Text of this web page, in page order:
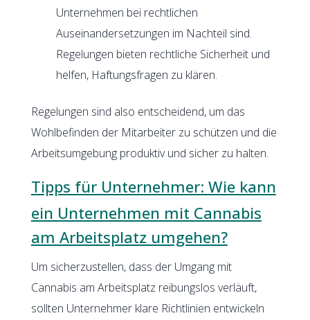
Unternehmen bei rechtlichen
Auseinandersetzungen im Nachteil sind.
Regelungen bieten rechtliche Sicherheit und
helfen, Haftungsfragen zu klären.
Regelungen sind also entscheidend, um das
Wohlbefinden der Mitarbeiter zu schützen und die
Arbeitsumgebung produktiv und sicher zu halten.
Tipps für Unternehmer: Wie kann
ein Unternehmen mit Cannabis
am Arbeitsplatz umgehen?
Um sicherzustellen, dass der Umgang mit
Cannabis am Arbeitsplatz reibungslos verläuft,
sollten Unternehmer klare Richtlinien entwickeln